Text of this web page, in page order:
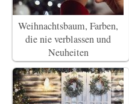
Weihnachtsbaum, Farben,
die nie verblassen und
Neuheiten